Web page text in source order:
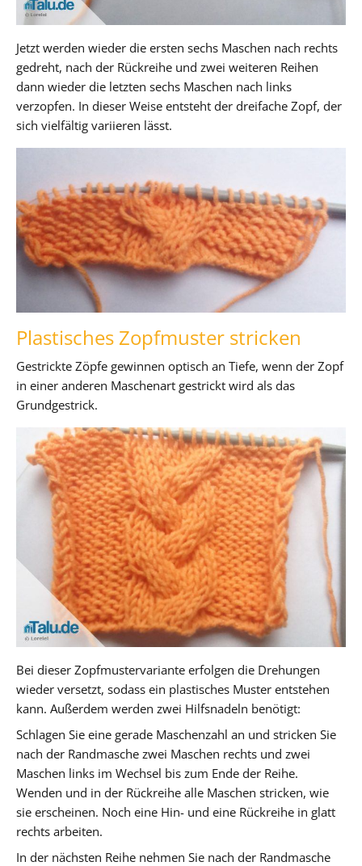
Jetzt werden wieder die ersten sechs Maschen nach rechts
gedreht, nach der Rückreihe und zwei weiteren Reihen
dann wieder die letzten sechs Maschen nach links
verzopfen. In dieser Weise entsteht der dreifache Zopf, der
sich vielfältig variieren lässt.
Plastisches Zopfmuster stricken
Gestrickte Zöpfe gewinnen optisch an Tiefe, wenn der Zopf
in einer anderen Maschenart gestrickt wird als das
Grundgestrick.
Bei dieser Zopfmustervariante erfolgen die Drehungen
wieder versetzt, sodass ein plastisches Muster entstehen
kann. Außerdem werden zwei Hilfsnadeln benötigt:
Schlagen Sie eine gerade Maschenzahl an und stricken Sie
nach der Randmasche zwei Maschen rechts und zwei
Maschen links im Wechsel bis zum Ende der Reihe.
Wenden und in der Rückreihe alle Maschen stricken, wie
sie erscheinen. Noch eine Hin- und eine Rückreihe in glatt
rechts arbeiten.
In der nächsten Reihe nehmen Sie nach der Randmasche